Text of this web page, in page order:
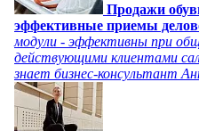
Продажи
эффективные приемы
модули - эффективны при
действующими клиентами
знает бизнес-консультант